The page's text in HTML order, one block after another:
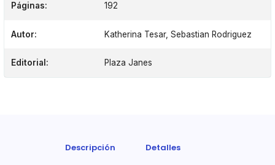
Páginas: 192
Autor: Katherina Tesar, Sebastian Rodriguez
Editorial: Plaza Janes
Descripción Detalles